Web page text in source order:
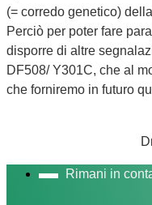
(= corredo genetico)
Perciò per poter fare
disporre di altre
DF508/ Y301C, che al
che forniremo in futuro
Rimani in